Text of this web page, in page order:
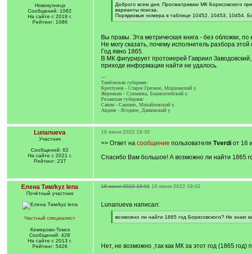
Новокузнецк
Сообщений: 1082
На сайте с 2019 г.
Рейтинг: 1086
[
q
]
Доброго всем дня. Просматриваю МК Борисовского
варианты поиска.
Порядковые номера в таблице 10452, 10453, 10454.
[
]
Вы правы. Эта метрическая книга - без обложки,
Не могу сказать, почему исполнитель разбора
Год явно 1865.
В МК фигурирует протоиерей Гавриил
приходе информации найти не удалось.
---
Тамбовская губерния:
Крехтунов - Старое Грязное, Моршанский у.
Жеренкин - Сукманка, Борисоглебский у.
Рязанская губерния:
Савин - Сашино, Михайловский у.
Авдеев - Ягодное, Данковский у
Lunanueva
Участник
Сообщений: 62
На сайте с 2021 г.
Рейтинг: 237
16 июня 2022 18:30
>> Ответ на сообщение пользователя Tverdiот 16
Спасибо Вам большое! А возможно ли найти 1865
Елена Тим/kyz lena
Почётный участник
Частный специалист
Кемерово-Томск
Сообщений: 428
На сайте с 2013 г.
Рейтинг: 5426
16 июня 2022 19:01 16 июня 2022 19:02
Lunanueva написал:
[
q
возможно ли найти 1865 год Борисовского? Не знаю
[
Нет, не возможно ,так как МК за этот год (1865